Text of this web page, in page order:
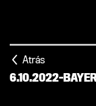
Atrás
6.10.2022-